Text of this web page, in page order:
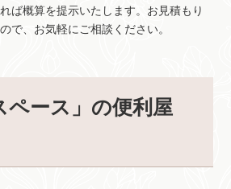
ば概算を提示いたします。お見積もり
で、お気軽にご相談ください。
ペース」の便利屋